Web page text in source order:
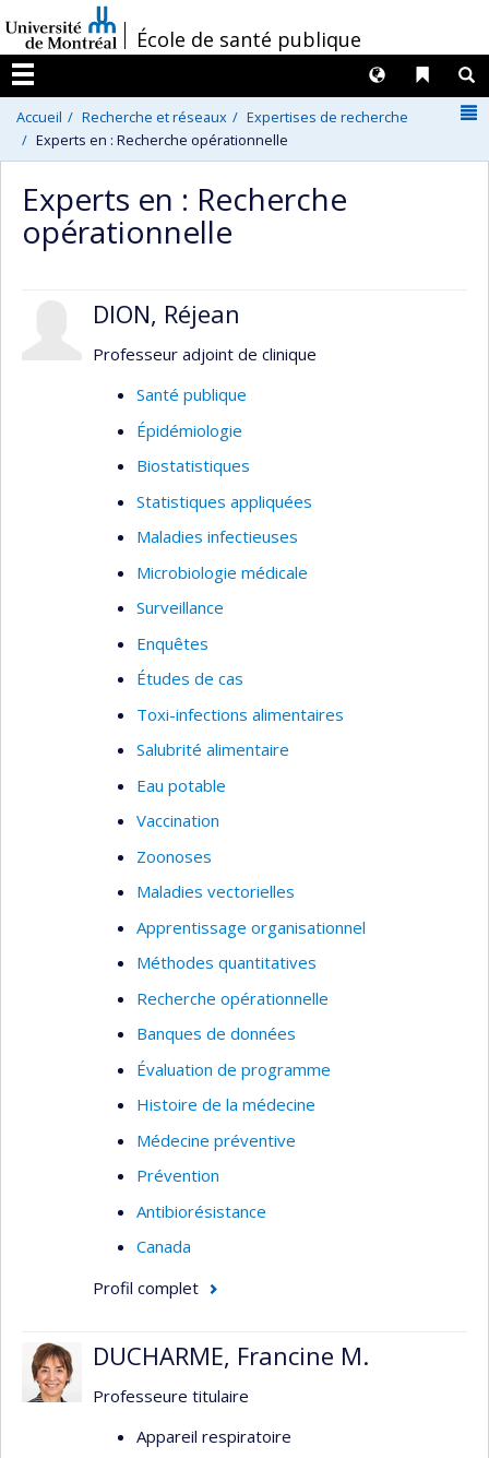
au
contenu
/École de santé publique
Menu
Liens
Langues
Accueil Recherche et réseaux
Expertises de recherche
Experts en : Recherche opérationnelle
Experts en : Recherche
opérationnelle
DION, Réjean
Professeur adjoint de clinique
Santé publique
Épidémiologie
Biostatistiques
Statistiques appliquées
Maladies infectieuses
Microbiologie médicale
Surveillance
Enquêtes
Études de cas
Toxi-infections alimentaires
Salubrité alimentaire
Eau potable
Vaccination
Zoonoses
Maladies vectorielles
Apprentissage organisationnel
Méthodes quantitatives
Recherche opérationnelle
Banques de données
Évaluation de programme
Histoire de la médecine
Médecine préventive
Prévention
Antibiorésistance
Canada
Profil complet
DUCHARME, Francine M.
Professeure titulaire
Appareil respiratoire